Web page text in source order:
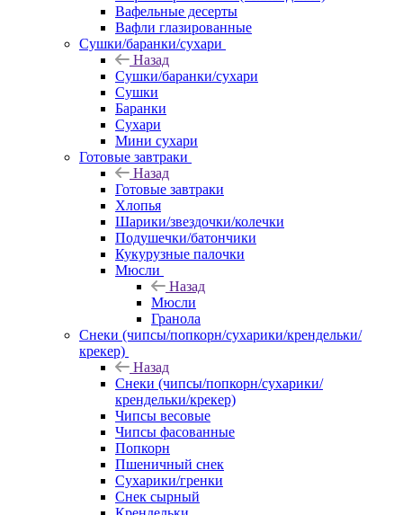
Вафельные десерты
Вафли глазированные
Сушки/баранки/сухари
Назад
Сушки/баранки/сухари
Сушки
Баранки
Сухари
Мини сухари
Готовые завтраки
Назад
Готовые завтраки
Хлопья
Шарики/звездочки/колечки
Подушечки/батончики
Кукурузные палочки
Мюсли
Назад
Мюсли
Гранола
Снеки (чипсы/попкорн/сухарики/крендельки/
крекер)
Назад
Снеки (чипсы/попкорн/сухарики/
крендельки/крекер)
Чипсы весовые
Чипсы фасованные
Попкорн
Пшеничный снек
Сухарики/гренки
Снек сырный